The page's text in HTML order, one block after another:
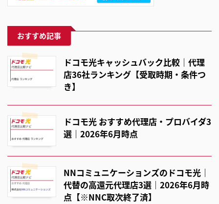
おすすめ記事
ドコモ光キャッシュバック比較｜代理
店36社ランキング【受取時期・条件つ
き】
ドコモ光 おすすめ代理店・プロバイダ3
選｜2026年6月時点
NNコミュニケーションズのドコモ光｜
代替の高還元代理店3選｜2026年6月時
点【※NNC取次終了済】